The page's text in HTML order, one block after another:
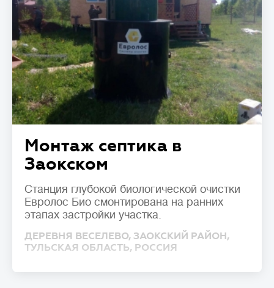
Монтаж септика в
Заокском
Станция глубокой биологической очистки
Евролос Био смонтирована на ранних
этапах застройки участка.
ДЕРЕВНЯ ВЕСЕЛЕВО, ЗАОКСКИЙ РАЙОН,
ТУЛЬСКАЯ ОБЛАСТЬ, РОССИЯ